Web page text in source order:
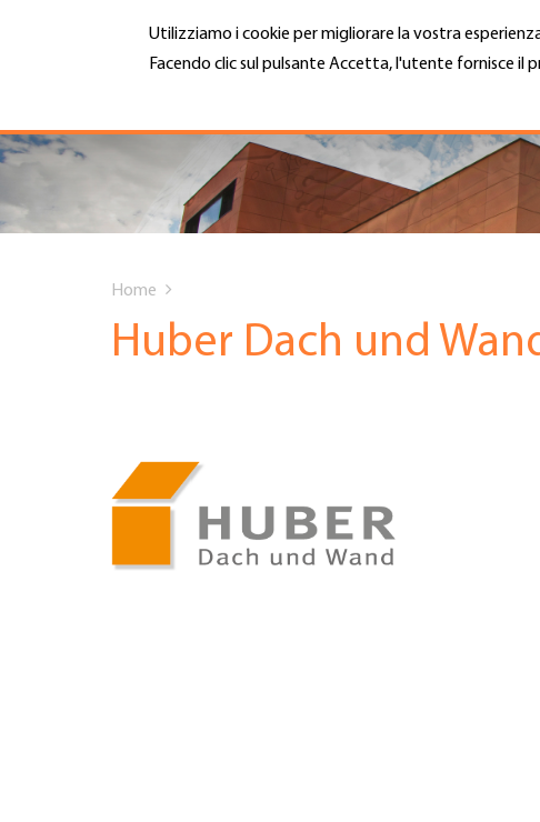
Utilizziamo i cookie per migliorare la vostra
Facendo clic sul pulsante Accetta, l'utente fornisce il
Hauptnavigation
CHI SIAMO
SERVIZI
CARRIERA E LAVORO
MENU
are
Home
Huber Dach und